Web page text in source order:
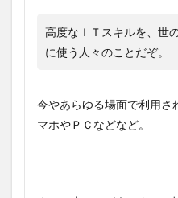
高度なＩＴスキルを、世
に使う人々のことだぞ。
今やあらゆる場面で利用さ
マホやＰＣなどなど。